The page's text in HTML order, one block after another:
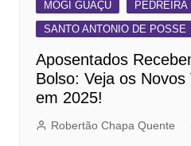
MOGI GUAÇU
PEDREIRA
SANTO ANTONIO DE POSSE
Aposentados
Bolso: Veja os
em 2025!
Robertão Chapa Quente